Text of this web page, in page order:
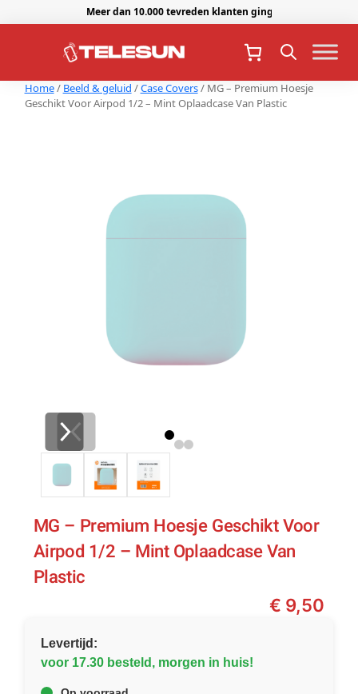
Meer dan 10.000 tevreden klanten gingen je voor.
Home/ Beeld & geluid /Case Covers/ MG – Premium Hoesje
Geschikt Voor Airpod 1/2 – Mint Oplaadcase Van Plastic
MG – Premium Hoesje Geschikt Voor
Airpod 1/2 – Mint Oplaadcase Van
Plastic
€ 9,50
Levertijd:
voor 17.30 besteld, morgen in huis!